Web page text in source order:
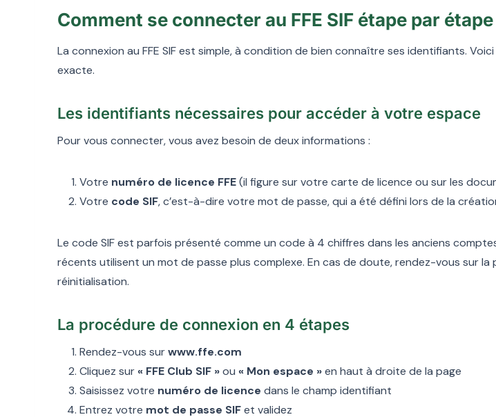
Comment se connecter au FFE SIF étape par étape
La connexion au FFE SIF est simple, à condition de bien connaître ses identifiants.
exacte.
Les identifiants nécessaires pour accéder à votre espace
Pour vous connecter, vous avez besoin de deux informations :
Votre numéro de licence FFE(il figure sur votre carte de licence ou sur les
Votre code SIF, c’est-à-dire votre mot de passe, qui a été défini lors de la
Le code SIF est parfois présenté comme un code à 4 chiffres dans les anciens
récents utilisent un mot de passe plus complexe. En cas de doute, rendez-vous sur la
réinitialisation.
La procédure de connexion en 4 étapes
Rendez-vous surwww.ffe.com
Cliquez sur« FFE Club SIF »ou « Mon espace »en haut à droite de la page
Saisissez votre numéro de licence dans le champ identifiant
Entrez votre mot de passe SIFet validez